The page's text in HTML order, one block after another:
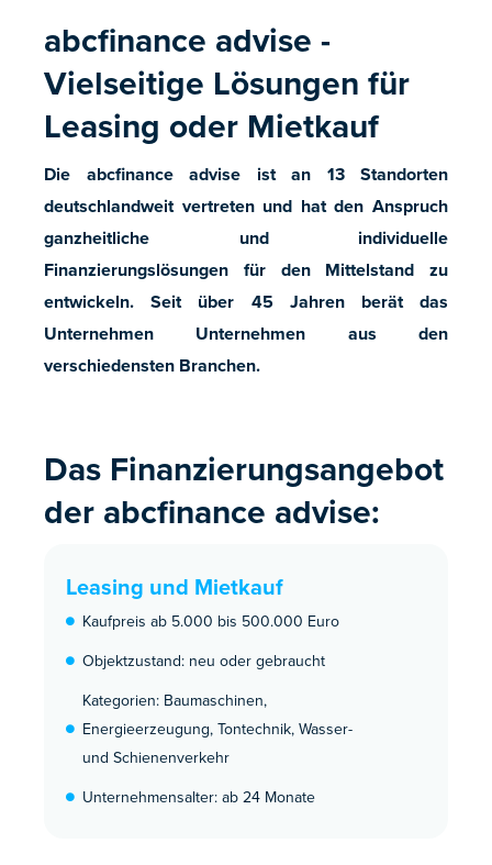
abcfinance advise -
Vielseitige Lösungen für
Leasing oder Mietkauf
Die abcfinance advise ist an 13 Standorten
deutschlandweit vertreten und hat den Anspruch
ganzheitliche und individuelle
Finanzierungslösungen für den Mittelstand zu
entwickeln. Seit über 45 Jahren berät das
Unternehmen Unternehmen aus den
verschiedensten Branchen.
Das Finanzierungsangebot
der abcfinance advise:
Leasing und Mietkauf
Kaufpreis ab 5.000 bis 500.000 Euro
Objektzustand: neu oder gebraucht
Kategorien: Baumaschinen,
Energieerzeugung, Tontechnik, Wasser-
und Schienenverkehr
Unternehmensalter: ab 24 Monate